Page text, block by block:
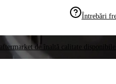
Întrebări
de înaltă calitate